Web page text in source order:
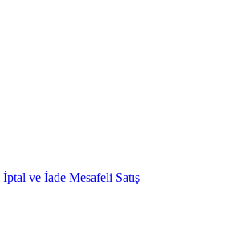
İptal ve İade Mesafeli Satış